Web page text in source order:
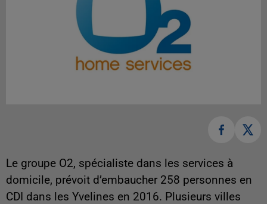
Le groupe O2, spécialiste dans les services à
domicile, prévoit d’embaucher 258 personnes en
CDI dans les Yvelines en 2016. Plusieurs villes